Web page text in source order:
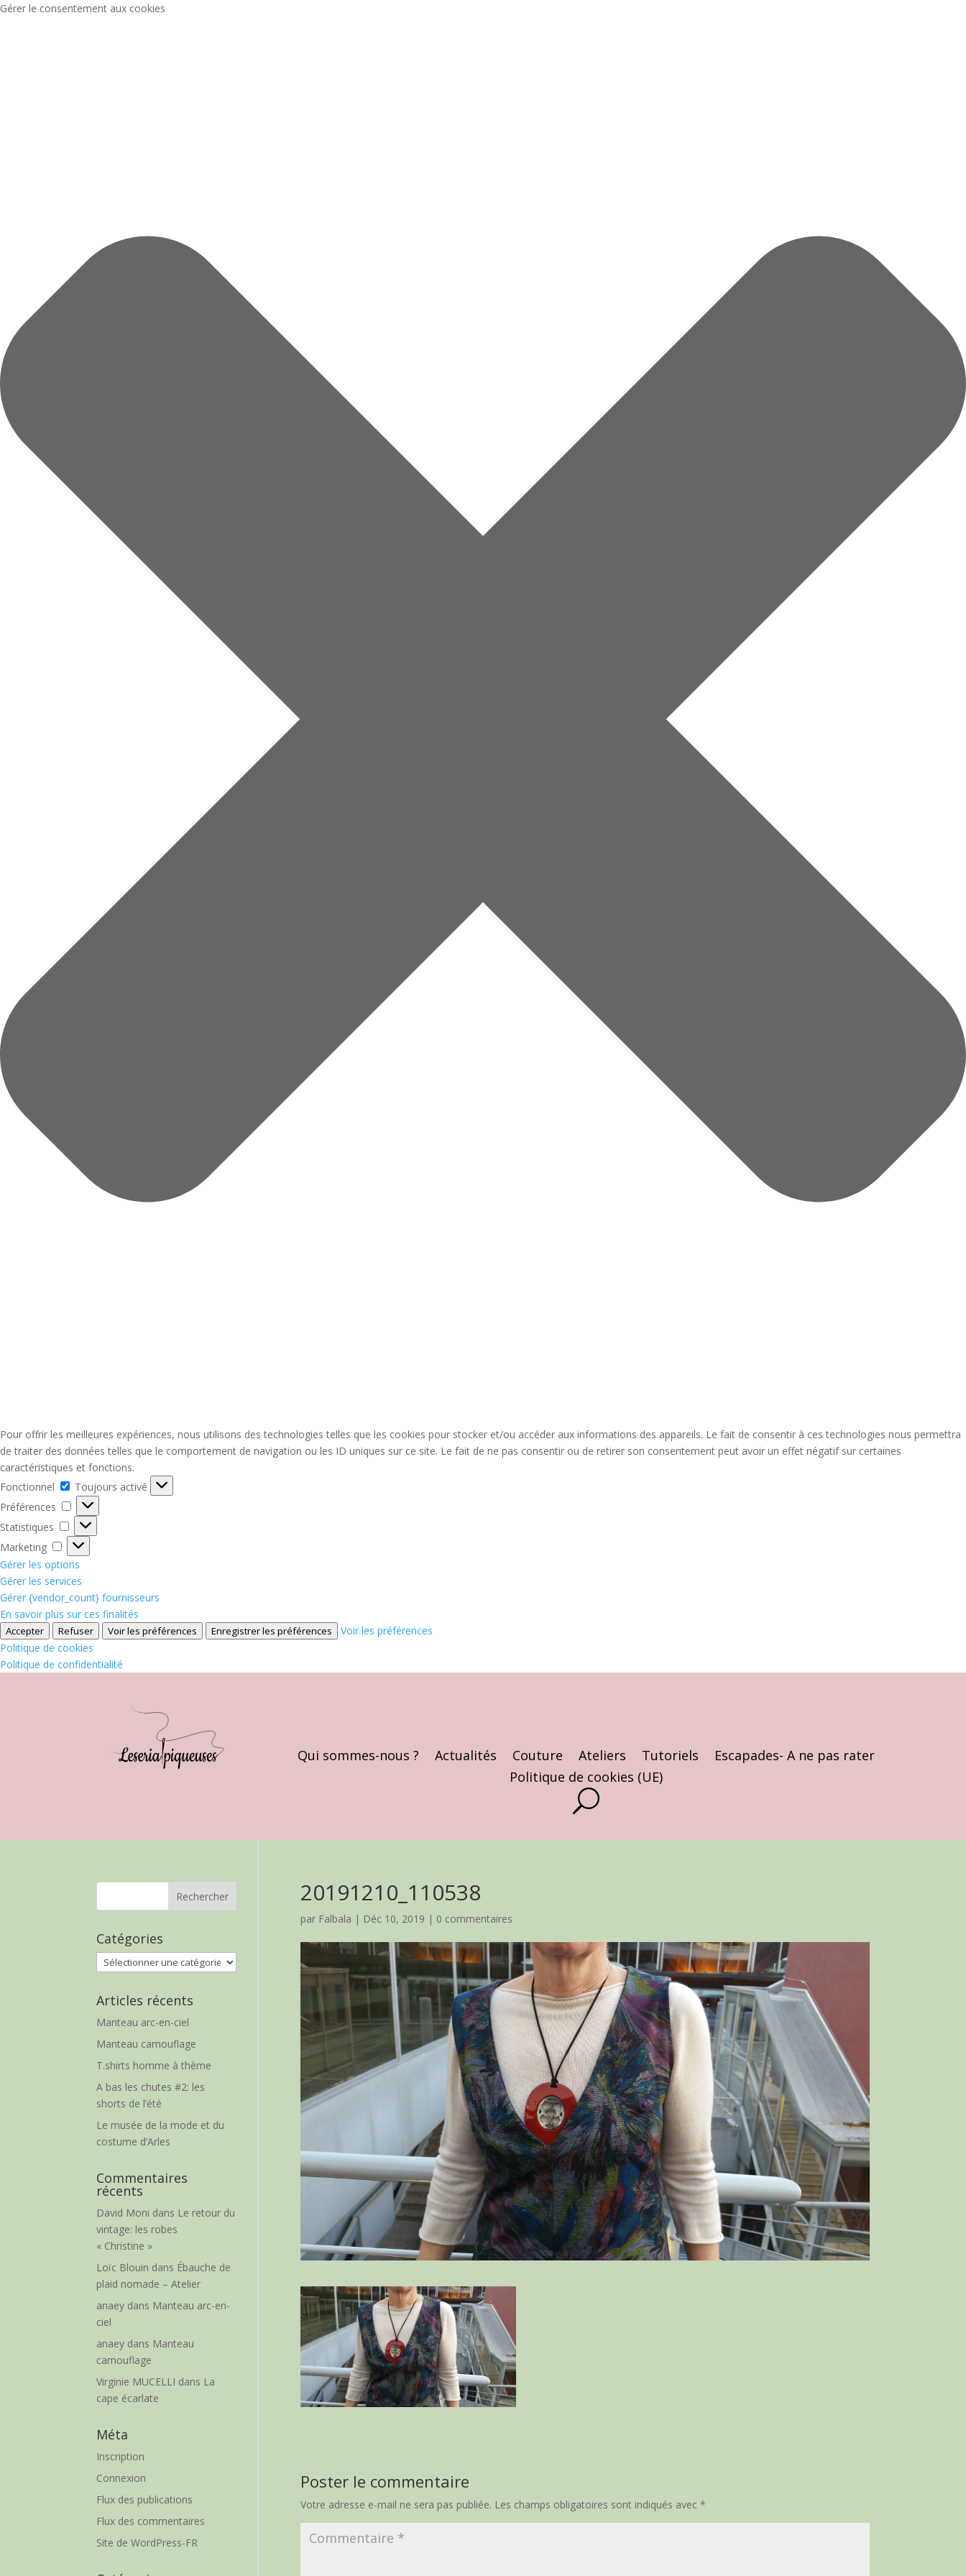
Gérer le consentement aux cookies
Pour offrir les meilleures expériences, nous utilisons des technologies telles que les cookies pour stocker et/ou accéder aux informations des appareils. Le fait de consentir à ces technologies nous permettra
de traiter des données telles que le comportement de navigation ou les ID uniques sur ce site. Le fait de ne pas consentir ou de retirer son consentement peut avoir un effet négatif sur certaines
caractéristiques et fonctions.
Fonctionnel
Fonctionnel
Toujours activé
Préférences
Préférences
Statistiques
Statistiques
Marketing
Marketing
Gérer les options
Gérer les services
Gérer {vendor_count} fournisseurs
En savoir plus sur ces finalités
Accepter Refuser Voir les préférences Enregistrer les préférences
Voir les préférences
Politique de cookies
Politique de confidentialité
Qui sommes-nous ? Actualités Couture Ateliers Tutoriels
Escapades- A ne pas rater
Politique de cookies (UE)
20191210_110538
par Falbala | Déc 10, 2019 | 0 commentaires
Poster le commentaire
Votre adresse e-mail ne sera pas publiée. Les champs obligatoires sont indiqués avec *
Catégories
Catégories
Articles récents
Manteau arc-en-ciel
Manteau camouflage
T.shirts homme à thème
A bas les chutes #2: les
shorts de l’été
Le musée de la mode et du
costume d’Arles
Commentaires
récents
David Moni dans Le retour du
vintage: les robes
« Christine »
Loïc Blouin dans Ébauche de
plaid nomade – Atelier
anaey dans Manteau arc-en-
ciel
anaey dans Manteau
camouflage
Virginie MUCELLI dans La
cape écarlate
Méta
Inscription
Connexion
Flux des publications
Flux des commentaires
Site de WordPress-FR